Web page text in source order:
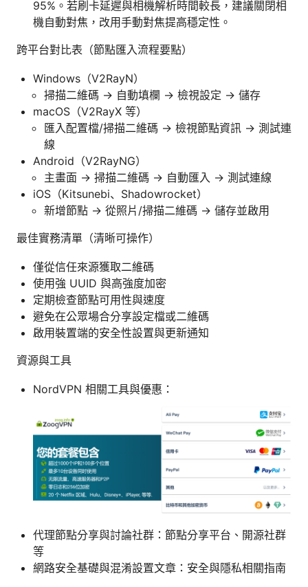
95%。若刷卡延遲與相機解析時間較長，建議關閉相
機自動對焦，改用手動對焦提高穩定性。
跨平台對比表（節點匯入流程要點）
Windows（V2RayN）
掃描二維碼 -> 自動填欄 -> 檢視設定 -> 儲存
macOS（V2RayX 等）
匯入配置檔/掃描二維碼 -> 檢視節點資訊 -> 測試連
線
Android（V2RayNG）
主畫面 -> 掃描二維碼 -> 自動匯入 -> 測試連線
iOS（Kitsunebi、Shadowrocket）
新增節點 -> 從照片/掃描二維碼 -> 儲存並啟用
最佳實務清單（清晰可操作）
僅從信任來源獲取二維碼
使用強 UUID 與高強度加密
定期檢查節點可用性與速度
避免在公眾場合分享設定檔或二維碼
啟用裝置端的安全性設置與更新通知
資源與工具
NordVPN 相關工具與優惠：
代理節點分享與討論社群：節點分享平台、開源社群
等
網路安全基礎與混淆設置文章：安全與隱私相關指南